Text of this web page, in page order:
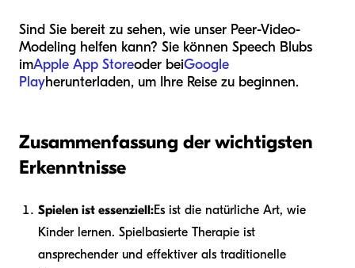
Sind Sie bereit zu sehen, wie unser Peer-Video-
Modeling helfen kann? Sie können Speech Blubs
imApple App Storeoder beiGoogle
Playherunterladen, um Ihre Reise zu beginnen.
Zusammenfassung der wichtigsten
Erkenntnisse
Spielen ist essenziell:Es ist die natürliche Art, wie
Kinder lernen. Spielbasierte Therapie ist
ansprechender und effektiver als traditionelle